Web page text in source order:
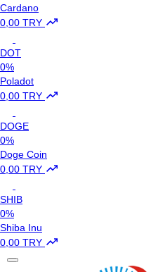
Cardano
0,00 TRY
DOT
0%
Poladot
0,00 TRY
DOGE
0%
Doge Coin
0,00 TRY
SHIB
0%
Shiba Inu
0,00 TRY